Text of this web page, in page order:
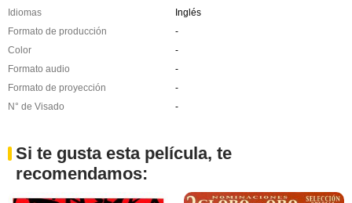
Idiomas
Inglés
Formato de producción
-
Color
-
Formato audio
-
Formato de proyección
-
N° de Visado
-
Si te gusta esta película, te
recomendamos: